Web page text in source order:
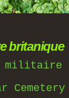
britanique
militaire
Cemetery